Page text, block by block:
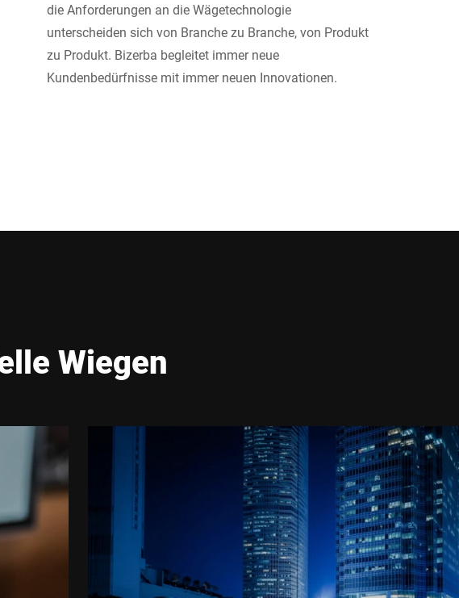
die Anforderungen an die Wägetechnologie
unterscheiden sich von Branche zu Branche, von Produkt
zu Produkt. Bizerba begleitet immer neue
Kundenbedürfnisse mit immer neuen Innovationen.
Wiegen